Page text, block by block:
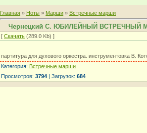
Главная » Ноты » Марши » Встречные марши
Чернецкий С. ЮБИЛЕЙНЫЙ ВСТРЕЧНЫЙ
[ Скачать (289.0 Kb) ]
партитура для духового оркестра. инструментовка В.
Категория: Встречные марши
Просмотров: 3794 | Загрузок: 684